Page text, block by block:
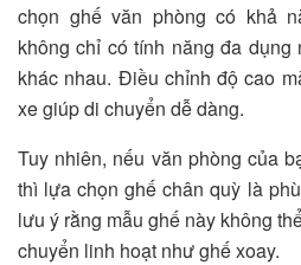
chọn ghế văn phòng có khả
không chỉ có tính năng đa
khác nhau. Điều chỉnh độ cao
xe giúp di chuyển dễ dàng.
Tuy nhiên, nếu văn phòng của
thì lựa chọn ghế chân quỳ là
lưu ý rằng mẫu ghế này không
chuyển linh hoạt như ghế xoay.